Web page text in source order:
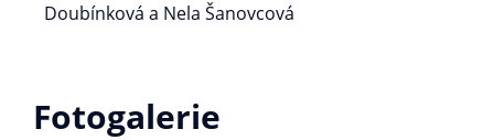
Doubínková a Nela Šanovcová
Fotogalerie